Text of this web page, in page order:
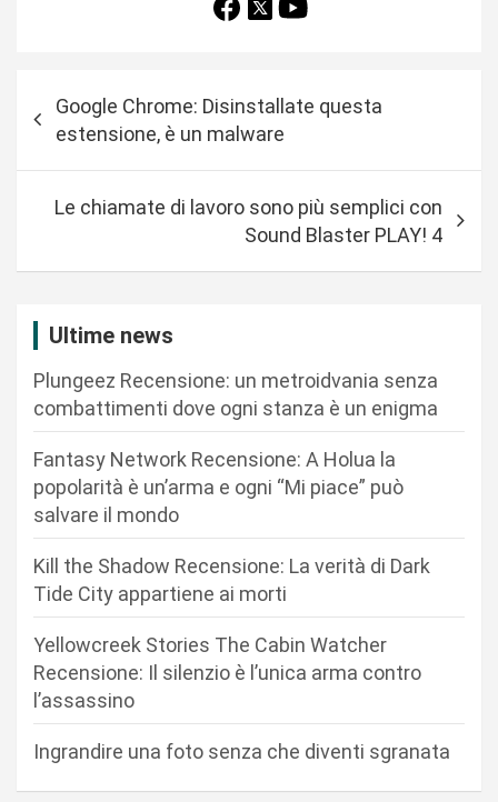
a
Google Chrome: Disinstallate questa
estensione, è un malware
Le chiamate di lavoro sono più semplici con
Sound Blaster PLAY! 4
Ultime news
Plungeez Recensione: un metroidvania senza
combattimenti dove ogni stanza è un enigma
Fantasy Network Recensione: A Holua la
popolarità è un’arma e ogni “Mi piace” può
salvare il mondo
Kill the Shadow Recensione: La verità di Dark
Tide City appartiene ai morti
Yellowcreek Stories The Cabin Watcher
Recensione: Il silenzio è l’unica arma contro
l’assassino
Ingrandire una foto senza che diventi sgranata